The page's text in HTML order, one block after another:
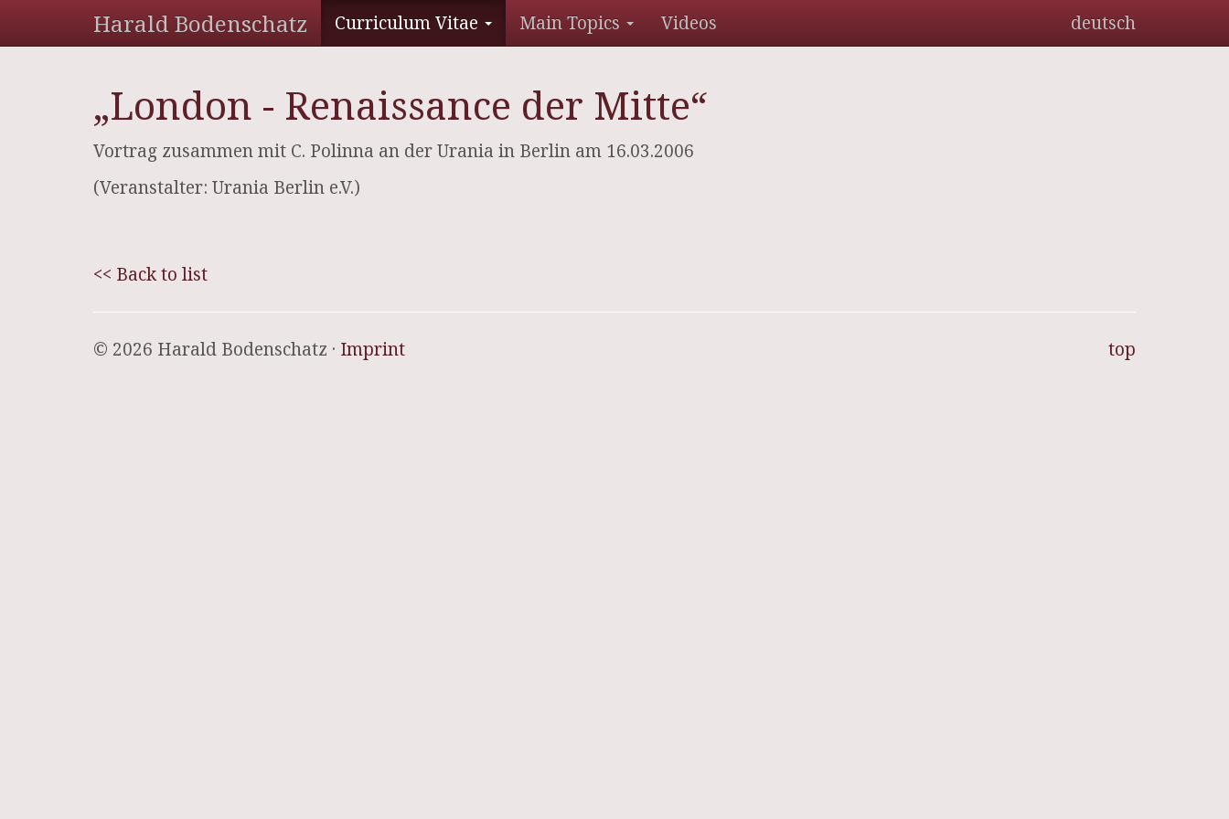
Harald Bodenschatz Curriculum Vitae Main Topics Videos deutsch
„London - Renaissance der Mitte“
Vortrag zusammen mit C. Polinna an der Urania in Berlin am 16.03.2006
(Veranstalter: Urania Berlin e.V.)
<< Back to list
top
© 2026 Harald Bodenschatz · Imprint